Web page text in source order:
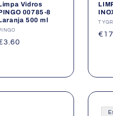
Vidros
00785-8
500 ml